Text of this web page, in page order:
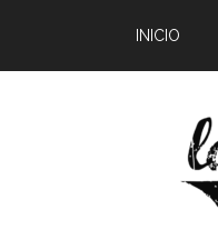
INICIO